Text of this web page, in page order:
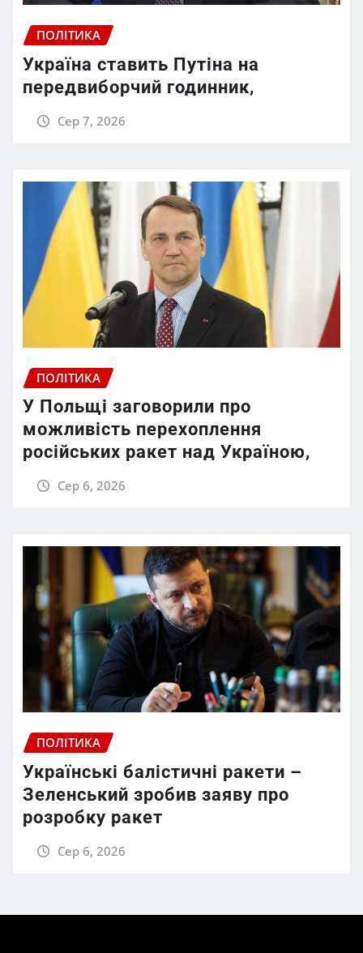
ПОЛІТИКА
Україна ставить Путіна на
передвиборчий годинник,
Сер 7, 2026
ПОЛІТИКА
У Польщі заговорили про
можливість перехоплення
російських ракет над Україною,
Сер 6, 2026
ПОЛІТИКА
Українські балістичні ракети –
Зеленський зробив заяву про
розробку ракет
Сер 6, 2026